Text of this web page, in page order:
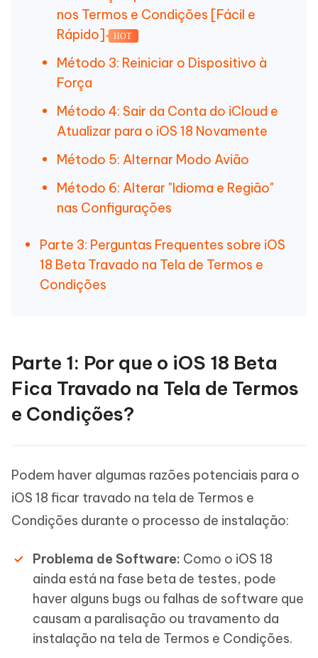
nos Termos e Condições [Fácil e
Rápido]
HOT
Método 3: Reiniciar o Dispositivo à
Força
Método 4: Sair da Conta do iCloud e
Atualizar para o iOS 18 Novamente
Método 5: Alternar Modo Avião
Método 6: Alterar "Idioma e Região"
nas Configurações
Parte 3: Perguntas Frequentes sobre iOS
18 Beta Travado na Tela de Termos e
Condições
Parte 1: Por que o iOS 18 Beta
Fica Travado na Tela de Termos
e Condições?
Podem haver algumas razões potenciais para o
iOS 18 ficar travado na tela de Termos e
Condições durante o processo de instalação:
Problema de Software: Como o iOS 18
ainda está na fase beta de testes, pode
haver alguns bugs ou falhas de software que
causam a paralisação ou travamento da
instalação na tela de Termos e Condições.